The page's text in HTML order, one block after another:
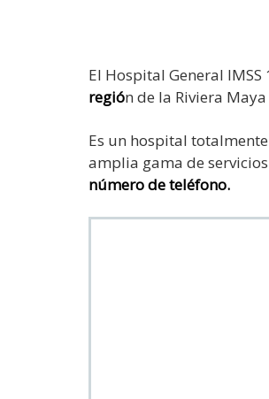
El Hospital General IMSS
región de la Riviera
Es un hospital
amplia gama de
número de teléfono.